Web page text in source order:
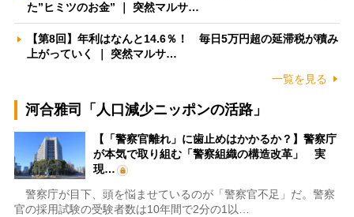
た”ヒミツのお金” ｜ 突然マルサ…
【第8回】年利はなんと14.6％！ 毎日5万円超の延滞税が積み
上がっていく ｜ 突然マルサ…
一覧を見る
河合雅司「人口減少ニッポンの活路」
【「警察官離れ」に歯止めはかかるか？】警察庁
が本気で取り組む「警察組織の構造改革」 実
現…
警察庁が目下、頭を悩ませているのが「警察官不足」だ。警察
官の採用試験の受験者数は10年間で2分の1以…